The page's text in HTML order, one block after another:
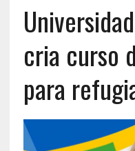
cria curso
para